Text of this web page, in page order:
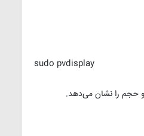
sudo pvdisplay